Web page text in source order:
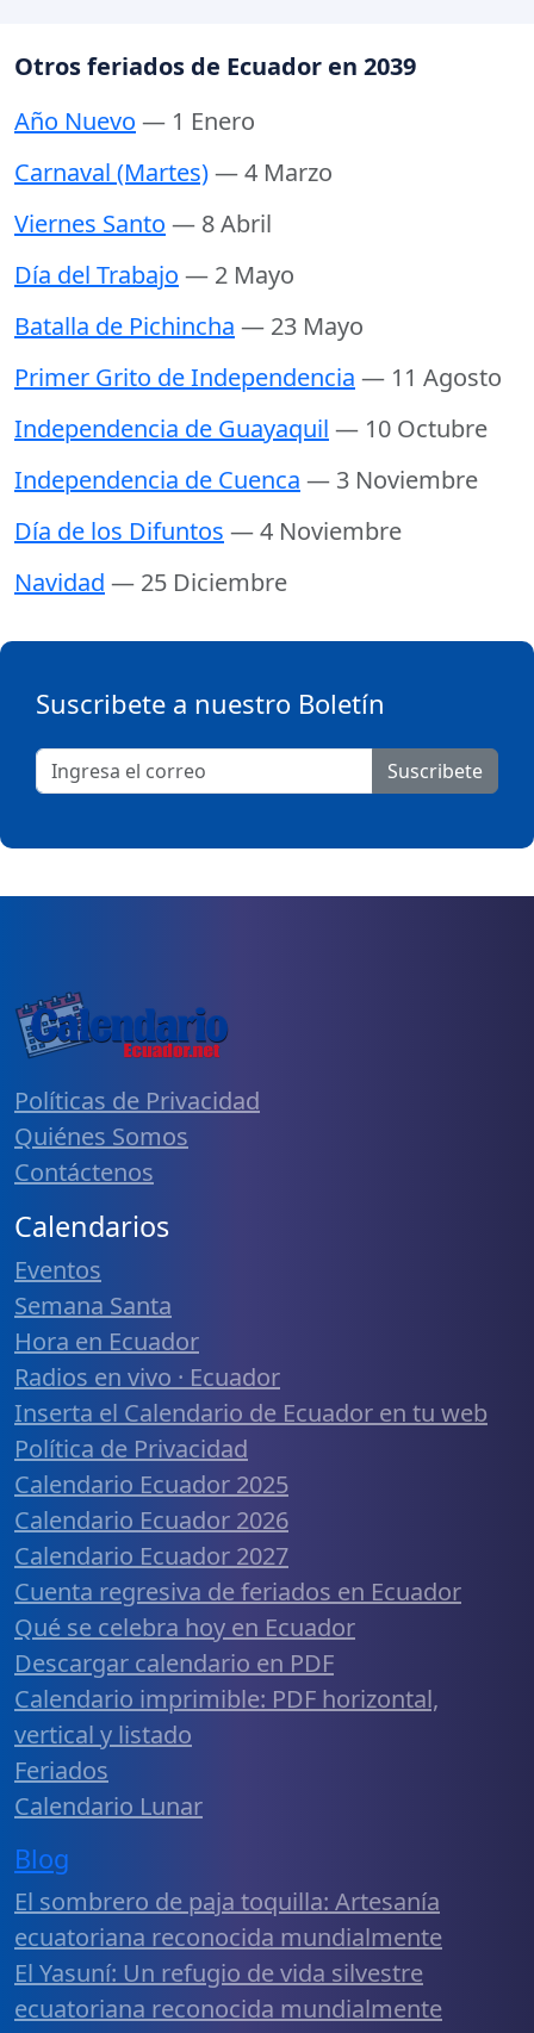
Otros feriados de Ecuador en 2039
Año Nuevo — 1 Enero
Carnaval (Martes)— 4 Marzo
Viernes Santo — 8 Abril
Día del Trabajo — 2 Mayo
Batalla de Pichincha — 23 Mayo
Primer Grito de Independencia — 11 Agosto
Independencia de Guayaquil — 10 Octubre
Independencia de Cuenca — 3 Noviembre
Día de los Difuntos — 4 Noviembre
Navidad — 25 Diciembre
Suscribete a nuestro Boletín
Suscribete
Políticas de Privacidad
Quiénes Somos
Contáctenos
Calendarios
Eventos
Semana Santa
Hora en Ecuador
Radios en vivo · Ecuador
Inserta el Calendario de Ecuador en tu web
Política de Privacidad
Calendario Ecuador 2025
Calendario Ecuador 2026
Calendario Ecuador 2027
Cuenta regresiva de feriados en Ecuador
Qué se celebra hoy en Ecuador
Descargar calendario en PDF
Calendario imprimible: PDF horizontal,
vertical y listado
Feriados
Calendario Lunar
Blog
El sombrero de paja toquilla: Artesanía
ecuatoriana reconocida mundialmente
El Yasuní: Un refugio de vida silvestre
ecuatoriana reconocida mundialmente